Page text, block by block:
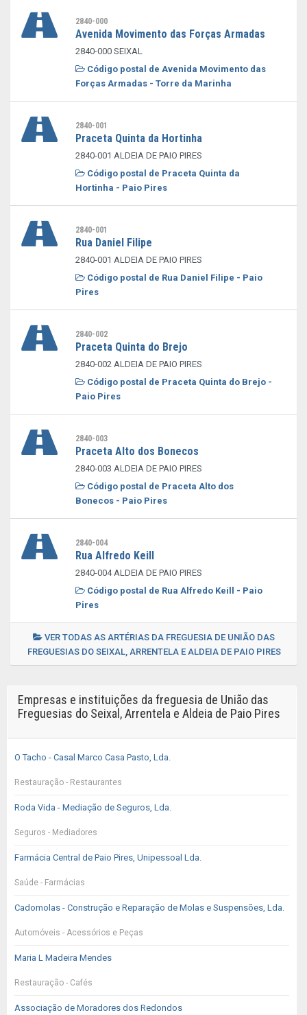
2840-000
Avenida Movimento das Forças Armadas
2840-000 SEIXAL
Código postal de Avenida Movimento das
Forças Armadas - Torre da Marinha
2840-001
Praceta Quinta da Hortinha
2840-001 ALDEIA DE PAIO PIRES
Código postal de Praceta Quinta da
Hortinha - Paio Pires
2840-001
Rua Daniel Filipe
2840-001 ALDEIA DE PAIO PIRES
Código postal de Rua Daniel Filipe - Paio
Pires
2840-002
Praceta Quinta do Brejo
2840-002 ALDEIA DE PAIO PIRES
Código postal de Praceta Quinta do Brejo -
Paio Pires
2840-003
Praceta Alto dos Bonecos
2840-003 ALDEIA DE PAIO PIRES
Código postal de Praceta Alto dos
Bonecos - Paio Pires
2840-004
Rua Alfredo Keill
2840-004 ALDEIA DE PAIO PIRES
Código postal de Rua Alfredo Keill - Paio
Pires
VER TODAS AS ARTÉRIAS DA FREGUESIA DE UNIÃO DAS
FREGUESIAS DO SEIXAL, ARRENTELA E ALDEIA DE PAIO PIRES
Empresas e instituições da freguesia de União das
Freguesias do Seixal, Arrentela e Aldeia de Paio Pires
O Tacho - Casal Marco Casa Pasto, Lda.
Restauração - Restaurantes
Roda Vida - Mediação de Seguros, Lda.
Seguros - Mediadores
Farmácia Central de Paio Pires, Unipessoal Lda.
Saúde - Farmácias
Cadomolas - Construção e Reparação de Molas e Suspensões, Lda.
Automóveis - Acessórios e Peças
Maria L Madeira Mendes
Restauração - Cafés
Associação de Moradores dos Redondos